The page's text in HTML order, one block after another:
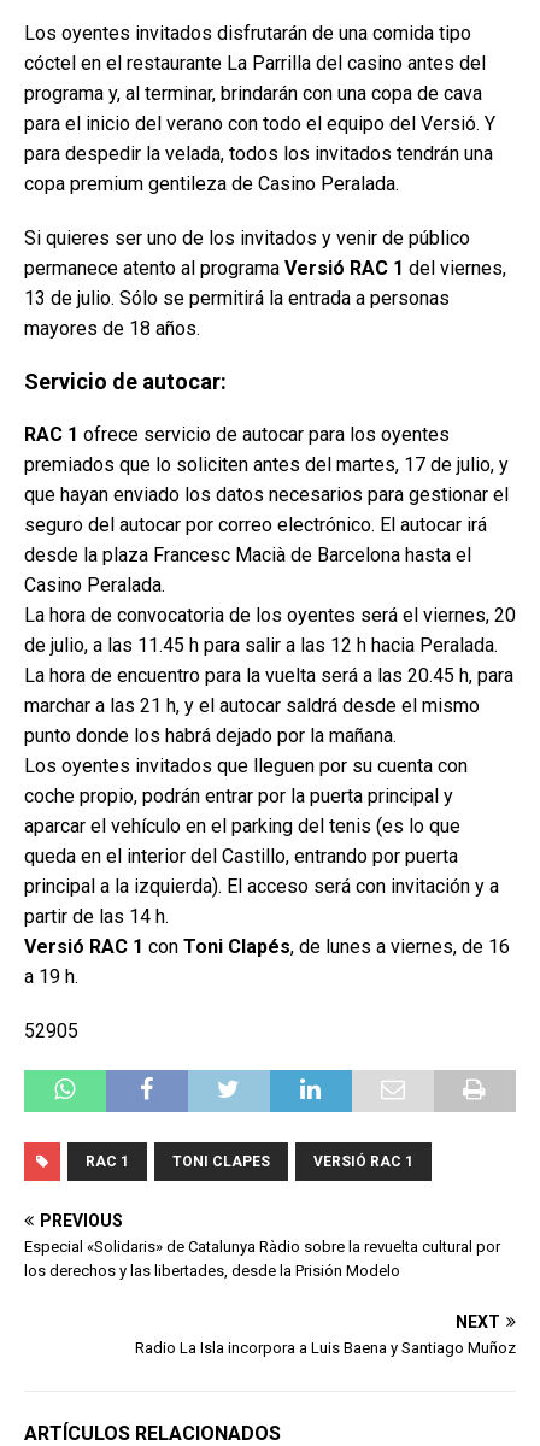
Los oyentes invitados disfrutarán de una comida tipo
cóctel en el restaurante La Parrilla del casino antes del
programa y, al terminar, brindarán con una copa de cava
para el inicio del verano con todo el equipo del Versió. Y
para despedir la velada, todos los invitados tendrán una
copa premium gentileza de Casino Peralada.
Si quieres ser uno de los invitados y venir de público
permanece atento al programa Versió RAC 1 del viernes,
13 de julio. Sólo se permitirá la entrada a personas
mayores de 18 años.
Servicio de autocar:
RAC 1 ofrece servicio de autocar para los oyentes
premiados que lo soliciten antes del martes, 17 de julio, y
que hayan enviado los datos necesarios para gestionar el
seguro del autocar por correo electrónico. El autocar irá
desde la plaza Francesc Macià de Barcelona hasta el
Casino Peralada.
La hora de convocatoria de los oyentes será el viernes, 20
de julio, a las 11.45 h para salir a las 12 h hacia Peralada.
La hora de encuentro para la vuelta será a las 20.45 h, para
marchar a las 21 h, y el autocar saldrá desde el mismo
punto donde los habrá dejado por la mañana.
Los oyentes invitados que lleguen por su cuenta con
coche propio, podrán entrar por la puerta principal y
aparcar el vehículo en el parking del tenis (es lo que
queda en el interior del Castillo, entrando por puerta
principal a la izquierda). El acceso será con invitación y a
partir de las 14 h.
Versió RAC 1 con Toni Clapés, de lunes a viernes, de 16
a 19 h.
52905
RAC 1 TONI CLAPES VERSIÓ RAC 1
PREVIOUS
Especial «Solidaris» de Catalunya Ràdio sobre la revuelta cultural por
los derechos y las libertades, desde la Prisión Modelo
NEXT
Radio La Isla incorpora a Luis Baena y Santiago Muñoz
ARTÍCULOS RELACIONADOS